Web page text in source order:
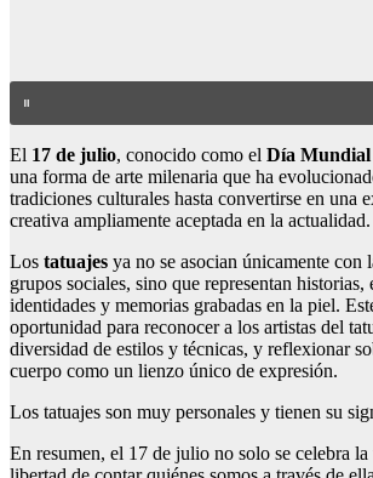
El 17 de julio, conocido como el Día Mundial
una forma de arte milenaria que ha
tradiciones culturales hasta convertirse en una
creativa ampliamente aceptada en la actualidad.
Los tatuajes ya no se asocian únicamente con
grupos sociales, sino que representan historias,
identidades y memorias grabadas en la piel.
oportunidad para reconocer a los artistas del
diversidad de estilos y técnicas, y reflexionar
cuerpo como un lienzo único de expresión.
Los tatuajes son muy personales y tienen su
En resumen, el 17 de julio no solo se celebra